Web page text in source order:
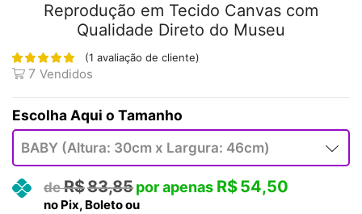
Reprodução em Tecido Canvas com
Qualidade Direto do Museu
(1 avaliação de cliente)
7 Vendidos
Tamanho
R$83,85 R$54,50
no Pix, Boleto ou